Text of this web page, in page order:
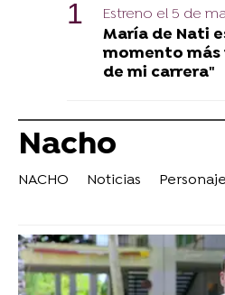
Estreno el 5 de
María de Nati
momento más
de mi carrera"
Nacho
NACHO Noticias